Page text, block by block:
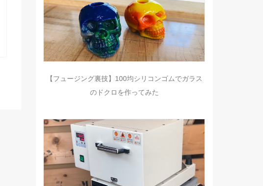
【フュージング裏技】100均シリコンゴムでガラス
のドクロを作ってみた